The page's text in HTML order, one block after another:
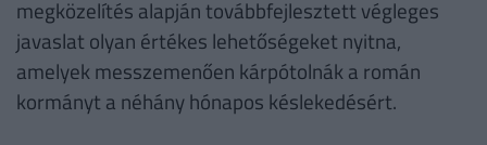
megközelítés alapján továbbfejlesztett végleges
javaslat olyan értékes lehetőségeket nyitna,
amelyek messzemenően kárpótolnák a román
kormányt a néhány hónapos késlekedésért.